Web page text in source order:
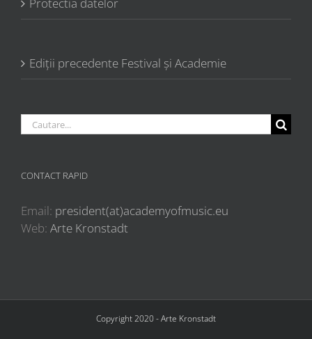
Protectia datelor
Ediții precedente Festival și Academie
Cautare...
CONTACT RAPID
Email: president(at)academyofmusic.eu
Web: Arte Kronstadt
Copyright 2020 - Arte Kronstadt